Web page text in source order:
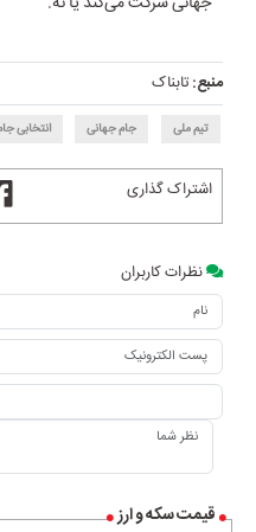
قیمت سکه و ارز
منبع:تابناک
تیم ملی جام جهانی انتخابی
اشتراک گذاری
نظرات کاربران